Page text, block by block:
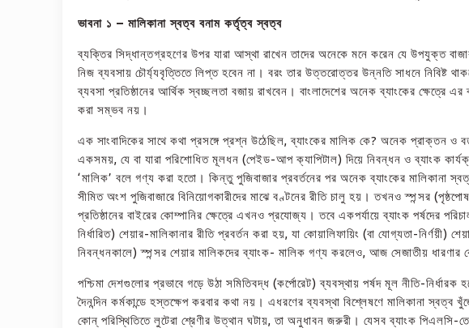
ভাবনা ১ – মালিকানা স্বত্ব বনাম কর্তৃত্ব স্বত্ব
ব্যক্তির সিদ্ধান্তগ্রহণের উপর যারা আস্থা রাখেন তাদের অনেকে মনে করেন যে উপযুক্ত
নিজ ব্যবসায় চৌর্য্যবৃত্তিতে লিপ্ত হবেন না। বরং তার উত্তরোত্তর উন্নতি সাধনে নিবিষ্ট
ব্যবসা প্রতিষ্ঠানের আর্থিক স্বচ্ছলতা বজায় রাখবেন। বাংলাদেশের অনেক ব্যাংকের
করা সম্ভব নয়।
এক সাংবাদিকের সাথে কথা প্রসঙ্গে প্রশ্ন উঠেছিল, ব্যাংকের মালিক কে? অনেক প্রাক্তন ও
একসময়, যে বা যারা পরিশোধিত মূলধন (পেইড-আপ ক্যাপিটাল) দিয়ে নিবন্ধন ও ব্যাংক
‘মালিক’ বলে গণ্য করা হতো। কিন্তু পুজিবাজার প্রবর্তনের পর অনেক ব্যাংকের মালিকানা
সীমিত অংশ পুজিবাজারে বিনিয়োগকারীদের মাঝে বণ্টনের রীতি চালু হয়। তখনও স্পন্সর
প্রতিষ্ঠানের বাইরের কোম্পানির ক্ষেত্রে এখনও প্রযোজ্য। তবে একপর্যায়ে ব্যাংক পর্ষদের
নির্ধারিত) শেয়ার-মালিকানার রীতি প্রবর্তন করা হয়, যা কোয়ালিফায়িং (বা যোগ্যতা-নির্ণয়ী)
নিবন্ধনকালে) স্পন্সর শেয়ার মালিকদের ব্যাংক- মালিক গণ্য করলেও, আজ সেজাতীয়
পশ্চিমা দেশগুলোর প্রভাবে গড়ে উঠা সমিতিবদ্ধ (কর্পোরেট) ব্যবস্থায় পর্ষদ মূল নীতি-
দৈনন্দিন কর্মকান্ডে হস্তক্ষেপ করবার কথা নয়। এধরণের ব্যবস্থা বিশ্লেষণে মালিকানা
কোন্‌ পরিস্থিতিতে লুটেরা শ্রেণীর উত্থান ঘটায়, তা অনুধাবন জরুরী। যেসব ব্যাংক পিএলসি-তে